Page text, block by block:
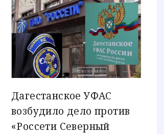
Дагестанское УФАС
возбудило дело против
«Россети Северный